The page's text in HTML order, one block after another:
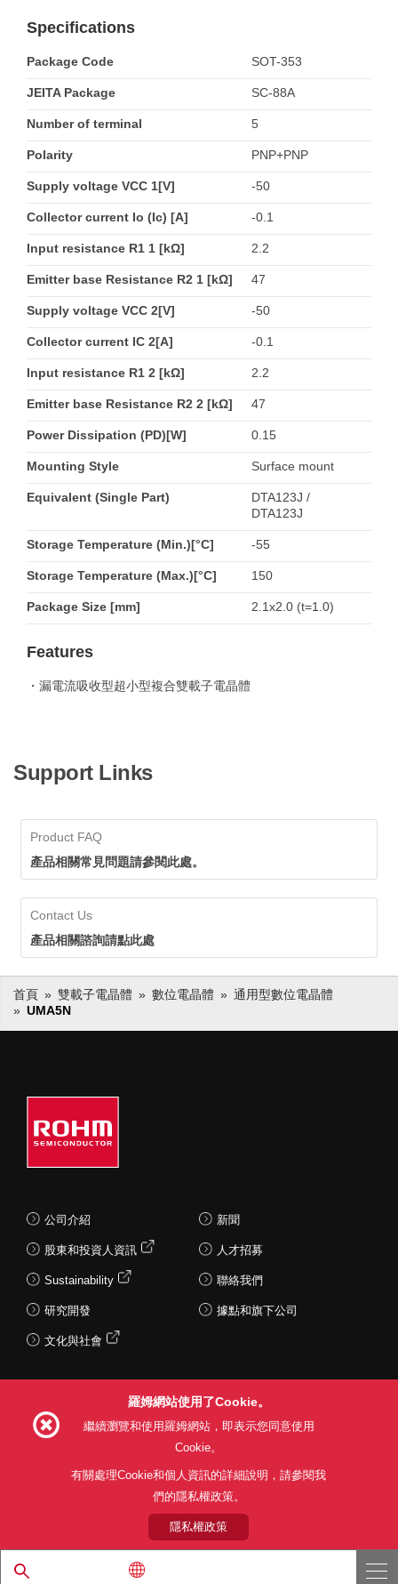
Specifications
Package Code SOT-353
JEITA Package SC-88A
Number of terminal 5
Polarity PNP+PNP
Supply voltage VCC 1[V] -50
Collector current Io (Ic) [A] -0.1
Input resistance R1 1 [kΩ] 2.2
Emitter base Resistance R2 1 [kΩ] 47
Supply voltage VCC 2[V] -50
Collector current IC 2[A] -0.1
Input resistance R1 2 [kΩ] 2.2
Emitter base Resistance R2 2 [kΩ] 47
Power Dissipation (PD)[W] 0.15
Mounting Style Surface mount
Equivalent (Single Part)
DTA123J /
DTA123J
Storage Temperature (Min.)[°C] -55
Storage Temperature (Max.)[°C] 150
Package Size [mm] 2.1x2.0 (t=1.0)
Features
・漏電流吸收型超小型複合雙載子電晶體
Support Links
Product FAQ
產品相關常見問題請參閱此處。
Contact Us
產品相關諮詢請點此處
首頁 雙載子電晶體 數位電晶體
通用型數位電晶體
UMA5N
公司介紹
股東和投資人資訊
Sustainability
研究開發
文化與社會
新聞
人才招募
聯絡我們
據點和旗下公司
利用目的 隱私權政策
關於本公司產品銷售之標準條款(PDF)
© 1997 - 2026 ROHM CO., LTD. ALL RIGHTS RESERVED.
羅姆網站使用了Cookie。
繼續瀏覽和使用羅姆網站，即表示您同意使用
Cookie。
有關處理Cookie和個人資訊的詳細說明，請參閱我
們的隱私權政策。
隱私權政策